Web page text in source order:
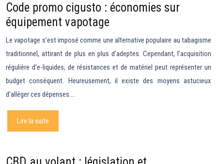
Code promo cigusto : économies sur
équipement vapotage
Le vapotage s’est imposé comme une alternative populaire au tabagisme
traditionnel, attirant de plus en plus d’adeptes. Cependant, l’acquisition
régulière d’e-liquides, de résistances et de matériel peut représenter un
budget conséquent. Heureusement, il existe des moyens astucieux
d’alléger ces dépenses….
Lire la suite